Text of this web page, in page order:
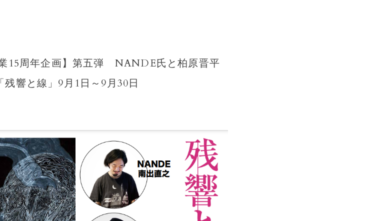
業15周年企画】第五弾 NANDE氏と柏原晋平
響と線」9月1日～9月30日